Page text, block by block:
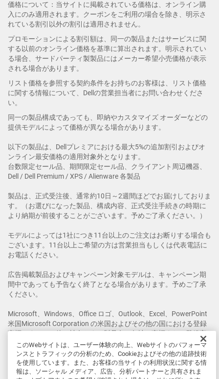
価格について：当サイトに掲載されている価格は、オンライン購
入にのみ適用されます。クーポンをご利用の場合を除き、明示さ
れている割引以外の割引は適用されません。
プロモーションによる割引額は、同一の製品またはサービスに関
する以前のオンライン価格を基準に算出されます。明示されてい
る場合、サードパーティ製製品にはメーカー希望小売価格が表示
される場合があります。
リスト価格を参照する契約条件をお持ちのお客様は、リスト価格
に関する情報について、Dellの営業担当者にお問い合わせくださ
い。
同一の製品構成であっても、即納やカスタマイズ オーダーなどの
提供モデルによって価格が異なる場合があります。
以下の製品は、Dellプレミアにおける最大5%の追加割引およびオ
ンライン最安価格の適用対象外となります。
台数限定セール品、期間限定セール品、クライアント周辺機器、
Dell / Dell Premium / XPS / Alienware 各製品
製品は、正式受注後、通常約10日～2週間ほどでお届けしておりま
す。（お選びになった製品、構成内容、正式受注手続きの時期に
より納期が前後することがございます。予めご了承ください。）
モデルによっては1社につき11台以上のご注文はお断りする場合も
ございます。11台以上ご希望の方は営業担当もしくは代表電話に
お電話ください。
広告掲載製品およびキャンペーン対象モデルは、キャンペーン期
間中であっても予告なく終了となる場合があります。予めご了承
ください。
Microsoft、Windows、Office ロゴ、Outlook、Excel、PowerPoint
米国Microsoft Corporation の米国およびその他の国における登録
商標です。その他の社名および製品名は各社の商標または登録商
標です。
掲載されているゲームは、特に記載がない限り、Alienware製品に
は付属しません。
このWebサイトは、ユーザー体験の向上、Webサイトのパフォーマ
ンスとトラフィックの分析のため、Cookieおよびその他の追跡技術
を使用しています。また、お客様の当サイトの利用状況に関する情
報は、ソーシャル メディア、広告、分析パートナーと共有されま